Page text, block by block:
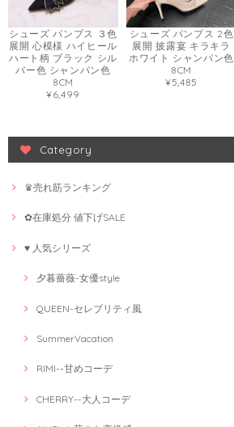
シューズ パンプス ３色
展開 心模様 ハイヒール
ハート柄 ブラック シル
バー色 シャンパン色
8CM
¥6,499
シューズ パンプス 2色
展開 披露宴 キラキラ
ホワイト シャンパン色
8CM
¥5,485
Category
♛売れ筋ランキング
✿在庫処分 値下げSALE
♥ 人気シリーズ
夕暮薔薇-女優style
QUEEN-セレブリティ風
SummerVacation
RIMI--甘めコーデ
CHERRY--大人コーデ